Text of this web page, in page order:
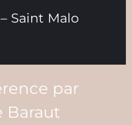
Saint Malo